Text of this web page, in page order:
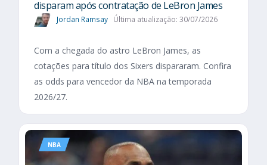
disparam após contratação de LeBron James
Jordan Ramsay Última atualização: 30/07/2026
Com a chegada do astro LeBron James, as
cotações para título dos Sixers dispararam. Confira
as odds para vencedor da NBA na temporada
2026/27.
NBA